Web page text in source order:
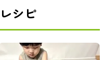
シピ